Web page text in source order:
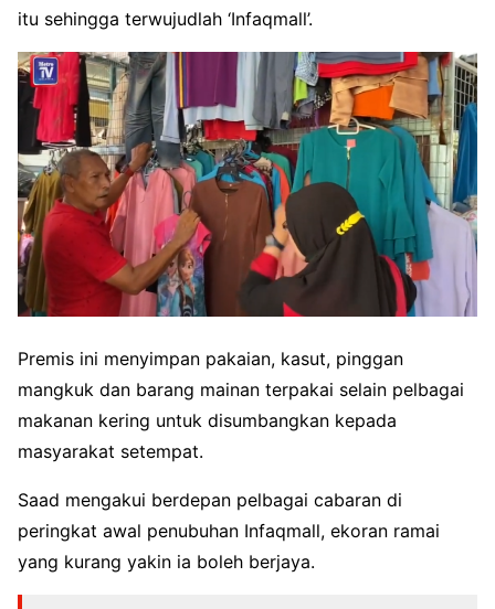
itu sehingga terwujudlah ‘Infaqmall’.
Premis ini menyimpan pakaian, kasut, pinggan
mangkuk dan barang mainan terpakai selain pelbagai
makanan kering untuk disumbangkan kepada
masyarakat setempat.
Saad mengakui berdepan pelbagai cabaran di
peringkat awal penubuhan Infaqmall, ekoran ramai
yang kurang yakin ia boleh berjaya.